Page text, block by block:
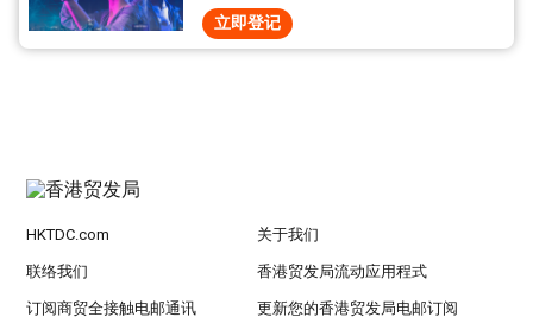
立即登记
HKTDC.com 关于我们
联络我们 香港贸发局流动应用程式
订阅商贸全接触电邮通讯 更新您的香港贸发局电邮订阅